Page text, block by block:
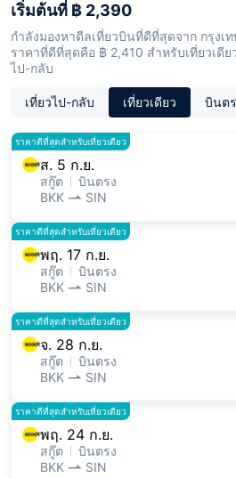
เริ่มต้นที่ ฿ 2,390
กำลังมองหาดีลเที่ยวบินที่ดีที่สุดจาก กรุงเ
ราคาที่ดีที่สุดคือ ฿ 2,410 สำหรับเที่ยวเดี
ไป-กลับ
เที่ยวไป-กลับ เที่ยวเดียว บินต
ราคาดีที่สุดสำหรับเที่ยวเดียว
ส. 5 ก.ย.
สกู๊ต
บินตรง
BKK
SIN
ราคาดีที่สุดสำหรับเที่ยวเดียว
พฤ. 17 ก.ย.
สกู๊ต
บินตรง
BKK
SIN
ราคาดีที่สุดสำหรับเที่ยวเดียว
จ. 28 ก.ย.
สกู๊ต
บินตรง
BKK
SIN
ราคาดีที่สุดสำหรับเที่ยวเดียว
พฤ. 24 ก.ย.
สกู๊ต
บินตรง
BKK
SIN